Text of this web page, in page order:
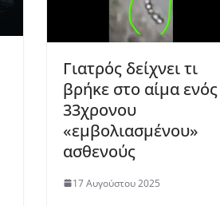
Γιατρός δείχνει τι
βρήκε στο αίμα ενός
33χρονου
«εμβολιασμένου»
ασθενούς
17 Αυγούστου 2025